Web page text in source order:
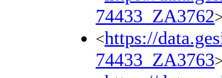
74433_ZA3762
<https://
74433_ZA3763